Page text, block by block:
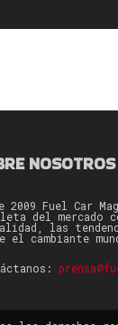
NOSOTROS
2009 Fuel Car
del mercado
las
el cambiante